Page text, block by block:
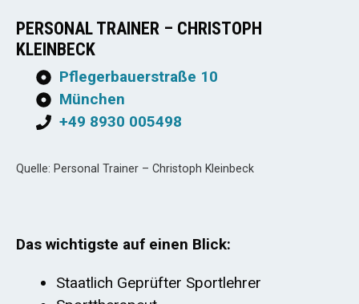
PERSONAL TRAINER – CHRISTOPH
KLEINBECK
Pflegerbauerstraße 10
München
+49 8930 005498
Quelle: Personal Trainer – Christoph Kleinbeck
Das wichtigste auf einen Blick:
Staatlich Geprüfter Sportlehrer